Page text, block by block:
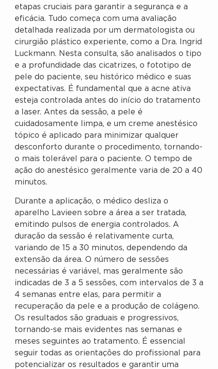
etapas cruciais para garantir a segurança e a
eficácia. Tudo começa com uma avaliação
detalhada realizada por um dermatologista ou
cirurgião plástico experiente, como a Dra. Ingrid
Luckmann. Nesta consulta, são analisados o tipo
e a profundidade das cicatrizes, o fototipo de
pele do paciente, seu histórico médico e suas
expectativas. É fundamental que a acne ativa
esteja controlada antes do início do tratamento
a laser. Antes da sessão, a pele é
cuidadosamente limpa, e um creme anestésico
tópico é aplicado para minimizar qualquer
desconforto durante o procedimento, tornando-
o mais tolerável para o paciente. O tempo de
ação do anestésico geralmente varia de 20 a 40
minutos.
Durante a aplicação, o médico desliza o
aparelho Lavieen sobre a área a ser tratada,
emitindo pulsos de energia controlados. A
duração da sessão é relativamente curta,
variando de 15 a 30 minutos, dependendo da
extensão da área. O número de sessões
necessárias é variável, mas geralmente são
indicadas de 3 a 5 sessões, com intervalos de 3 a
4 semanas entre elas, para permitir a
recuperação da pele e a produção de colágeno.
Os resultados são graduais e progressivos,
tornando-se mais evidentes nas semanas e
meses seguintes ao tratamento. É essencial
seguir todas as orientações do profissional para
potencializar os resultados e garantir uma